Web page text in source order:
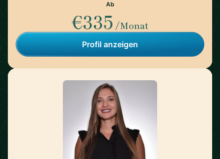
Ab
€335 /Monat
Profil anzeigen